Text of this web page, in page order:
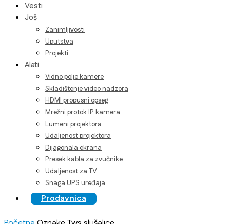
Vesti
Još
Zanimljivosti
Uputstva
Projekti
Alati
Vidno polje kamere
Skladištenje video nadzora
HDMI propusni opseg
Mrežni protok IP kamera
Lumeni projektora
Udaljenost projektora
Dijagonala ekrana
Presek kabla za zvučnike
Udaljenost za TV
Snaga UPS uređaja
Prodavnica